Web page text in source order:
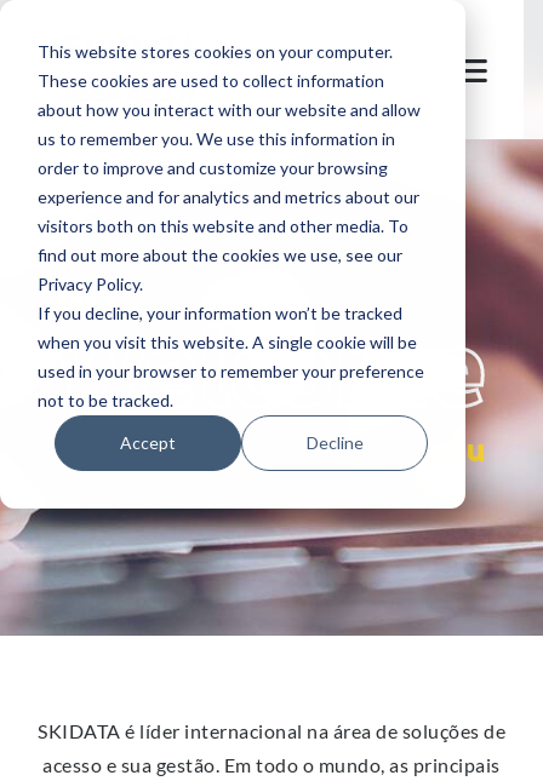
This website stores cookies on your computer.
These cookies are used to collect information
about how you interact with our website and allow
us to remember you. We use this information in
order to improve and customize your browsing
experience and for analytics and metrics about our
visitors both on this website and other media. To
find out more about the cookies we use, see our
Privacy Policy.
If you decline, your information won’t be tracked
when you visit this website. A single cookie will be
used in your browser to remember your preference
not to be tracked.
Accept Decline
let's
welcome
you
SKIDATA é líder internacional na área de soluções de
acesso e sua gestão. Em todo o mundo, as principais